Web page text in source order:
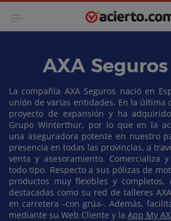
AXA
La compañía AXA Seguros nació en
unión de varias entidades. En la última
proyecto de expansión y ha
Grupo Winterthur, por lo que en la
una aseguradora potente en nuestro
presencia en todas las provincias, a
venta y asesoramiento. Comercializa
todo tipo. Respecto a sus pólizas de
productos muy flexibles y completos,
destacadas como su red de talleres
en carretera -con grúa-. Además,
mediante su Web Cliente y la App My